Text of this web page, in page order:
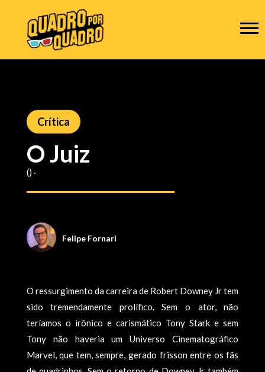
Crítica
O Juiz
() ‧
Felipe Fornari
O ressurgimento da carreira de Robert Downey Jr tem
sido tremendamente prolífico. Sem o ator, não
teríamos o irônico e carismático Tony Stark e sem
Tony não haveria um Universo Cinematográfico
Marvel, que tem, sempre, gerado frisson entre os fãs